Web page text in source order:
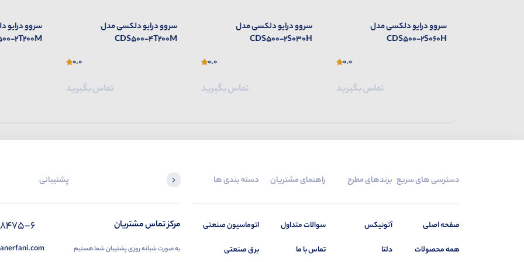
سروو درایو دلکسی مدل
CDS500-2S060H
0.0
تماس بگیرید
سروو درایو دلکسی مدل
CDS500-2S030H
0.0
تماس بگیرید
سروو درایو دلکسی مدل
CDS500-4T200M
0.0
تماس بگیرید
سروو درایو
2T200M
دسترسی های سریع
صفحه اصلی
همه محصولات
برندهای مطرح
آتونیکس
دلتا
راهنمای مشتریان
سوالات متداول
تماس با ما
دسته بندی ها
اتوماسیون صنعتی
برق صنعتی
پشتیبانی
مرکز تماس مشتریان
به صورت شبانه روزی پشتیبان شما هستیم
6